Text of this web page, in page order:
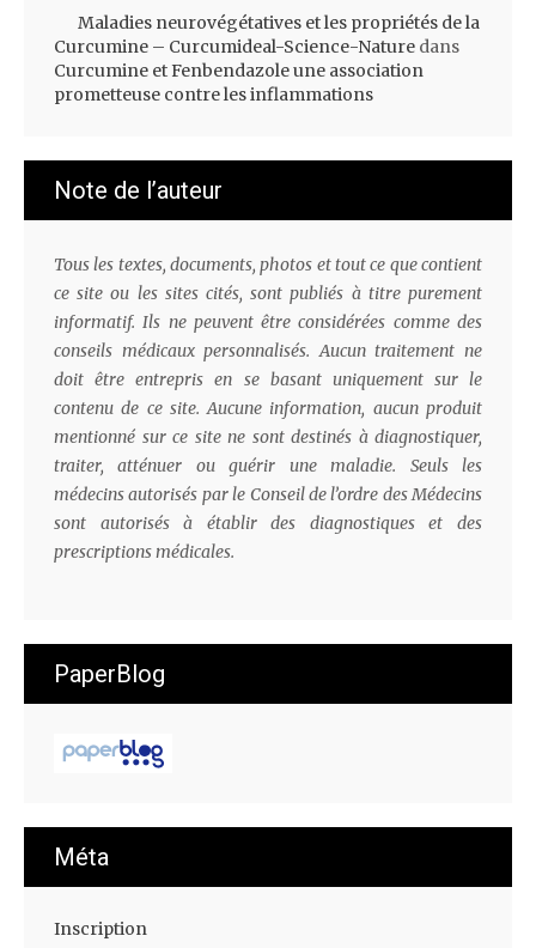
Maladies neurovégétatives et les propriétés de la
Curcumine – Curcumideal-Science-Nature dans
Curcumine et Fenbendazole une association
prometteuse contre les inflammations
Note de l’auteur
Tous les textes, documents, photos et tout ce que contient
ce site ou les sites cités, sont publiés à titre purement
informatif. Ils ne peuvent être considérées comme des
conseils médicaux personnalisés. Aucun traitement ne
doit être entrepris en se basant uniquement sur le
contenu de ce site. Aucune information, aucun produit
mentionné sur ce site ne sont destinés à diagnostiquer,
traiter, atténuer ou guérir une maladie. Seuls les
médecins autorisés par le Conseil de l’ordre des Médecins
sont autorisés à établir des diagnostiques et des
prescriptions médicales.
PaperBlog
Méta
Inscription